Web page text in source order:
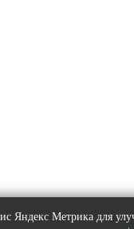
Яндекс Метрика для